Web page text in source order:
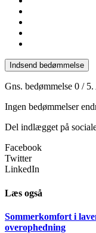
Indsend bedømmelse
Gns. bedømmelse 0 / 5.
Ingen bedømmelser
Del indlægget på
Facebook
Twitter
LinkedIn
Læs også
Sommerkomfort i
overophedning